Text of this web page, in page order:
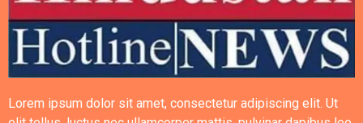
Lorem ipsum dolor sit amet, consectetur adipiscing elit. Ut